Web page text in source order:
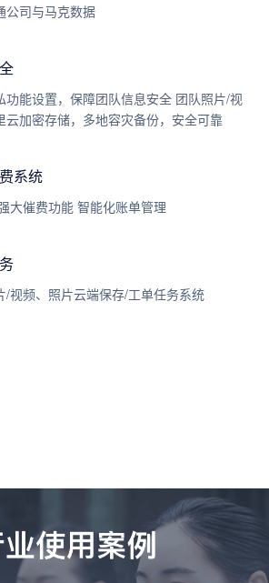
公司与马克数据
功能设置，保障团队信息安全 团队照片/视
云加密存储，多地容灾备份，安全可靠
系统
大催费功能 智能化账单管理
/视频、照片云端保存/工单任务系统